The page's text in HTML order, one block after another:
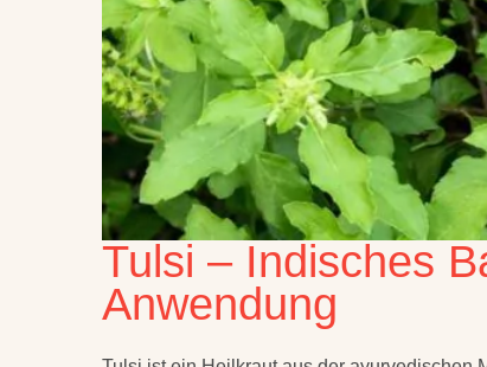
Tulsi – Indisches
Anwendung